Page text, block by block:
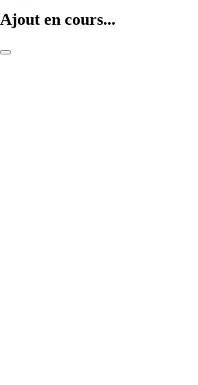
Ajout en cours...